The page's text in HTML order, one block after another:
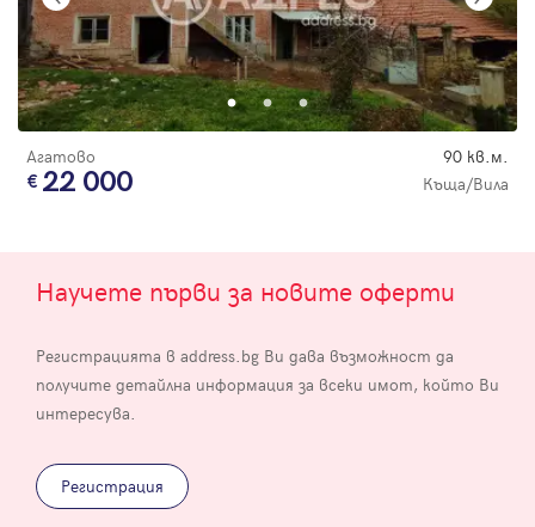
Агатово 90 кв.м.
22 000 Къща/Вила
Научете първи за новите оферти
Регистрацията в address.bg Ви дава възможност да
получите детайлна информация за всеки имот, който Ви
интересува.
Регистрация